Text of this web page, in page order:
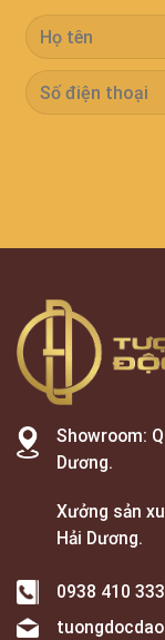
Showroom:
Dương.
Xưởng sản
Hải Dương.
0938 410 333